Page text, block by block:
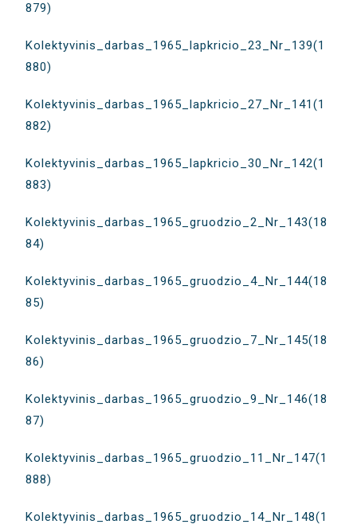
879)
Kolektyvinis_darbas_1965_lapkricio_23_Nr_139(1
880)
Kolektyvinis_darbas_1965_lapkricio_27_Nr_141(1
882)
Kolektyvinis_darbas_1965_lapkricio_30_Nr_142(1
883)
Kolektyvinis_darbas_1965_gruodzio_2_Nr_143(18
84)
Kolektyvinis_darbas_1965_gruodzio_4_Nr_144(18
85)
Kolektyvinis_darbas_1965_gruodzio_7_Nr_145(18
86)
Kolektyvinis_darbas_1965_gruodzio_9_Nr_146(18
87)
Kolektyvinis_darbas_1965_gruodzio_11_Nr_147(1
888)
Kolektyvinis_darbas_1965_gruodzio_14_Nr_148(1